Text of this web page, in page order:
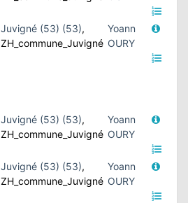
Juvigné (53) (53),
ZH_commune_Juvigné
Yoann
OURY
Juvigné (53) (53),
ZH_commune_Juvigné
Yoann
OURY
Juvigné (53) (53),
ZH_commune_Juvigné
Yoann
OURY